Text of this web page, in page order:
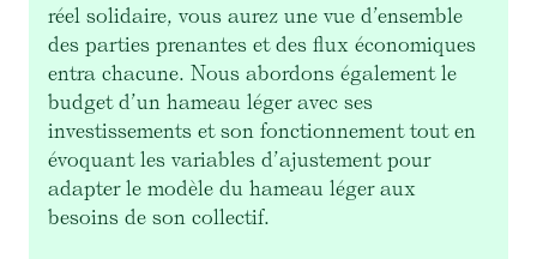
réel solidaire, vous aurez une vue d’ensemble
des parties prenantes et des flux économiques
entra chacune. Nous abordons également le
budget d’un hameau léger avec ses
investissements et son fonctionnement tout en
évoquant les variables d’ajustement pour
adapter le modèle du hameau léger aux
besoins de son collectif.